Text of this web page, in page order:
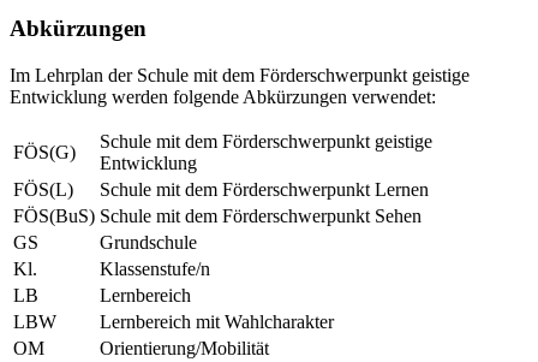
Abkürzungen
Im Lehrplan der Schule mit dem Förderschwerpunkt geistige
Entwicklung werden folgende Abkürzungen verwendet:
FÖS(G)
Schule mit dem Förderschwerpunkt geistige
Entwicklung
FÖS(L)
Schule mit dem Förderschwerpunkt Lernen
FÖS(BuS) Schule mit dem Förderschwerpunkt Sehen
GS
Grundschule
Kl.
Klassenstufe/n
LB
Lernbereich
LBW
Lernbereich mit Wahlcharakter
OM
Orientierung/Mobilität